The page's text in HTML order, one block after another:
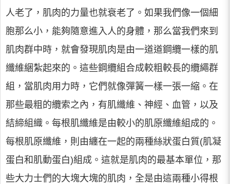
人老了，肌肉的力量也就衰老了。如果我們像一個細
胞那么小，能夠隨意進入人的身體，那么當我們來到
肌肉群中時，就會發現肌肉是由一道道鋼纜一樣的肌
纖維綑紮起來的。這些鋼纜組合成較粗較長的纜繩群
組，當肌肉用力時，它們就像彈簧一樣一張一縮。在
那些最粗的纜索之內，有肌纖維、神經、血管，以及
結締組織。每根肌纖維是由較小的肌原纖維組成的。
每根肌原纖維，則由纏在一起的兩種絲狀蛋白質(肌凝
蛋白和肌動蛋白)組成。這就是肌肉的最基本單位，那
些大力士們的大塊大塊的肌肉，全是由這兩種小得根